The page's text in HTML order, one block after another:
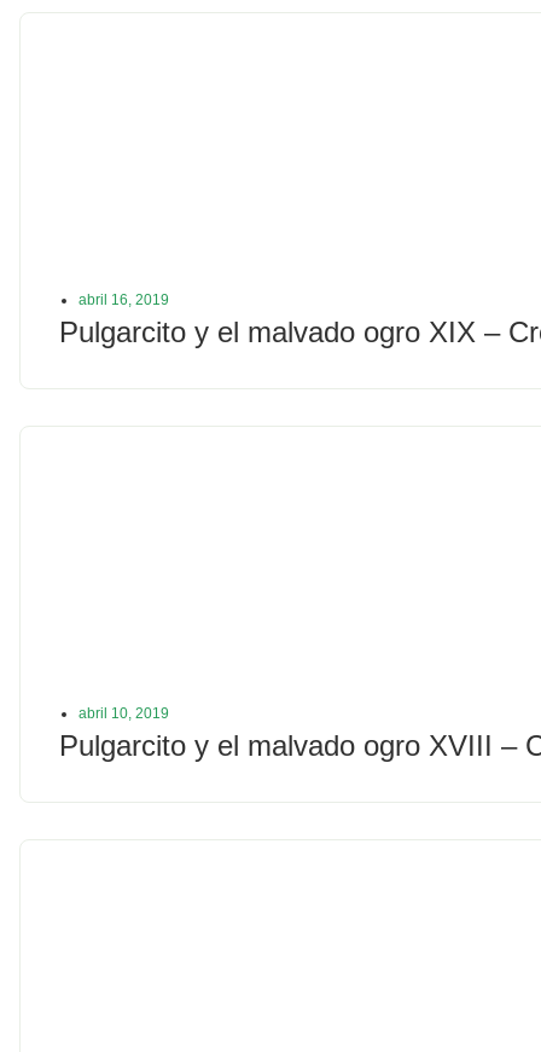
abril 16, 2019
Pulgarcito y el malvado ogro XIX –
abril 10, 2019
Pulgarcito y el malvado ogro XVIII –